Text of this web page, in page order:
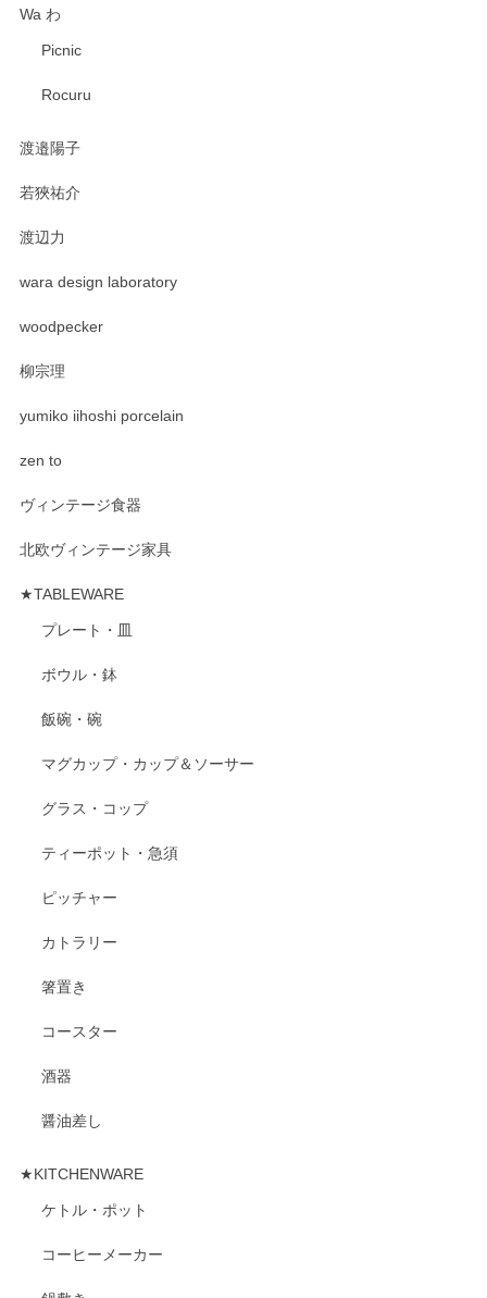
Wa わ
Picnic
Rocuru
渡邉陽子
若狹祐介
渡辺力
wara design laboratory
woodpecker
柳宗理
yumiko iihoshi porcelain
zen to
ヴィンテージ食器
北欧ヴィンテージ家具
★TABLEWARE
プレート・皿
ボウル・鉢
飯碗・碗
マグカップ・カップ＆ソーサー
グラス・コップ
ティーポット・急須
ピッチャー
カトラリー
箸置き
コースター
酒器
醤油差し
★KITCHENWARE
ケトル・ポット
コーヒーメーカー